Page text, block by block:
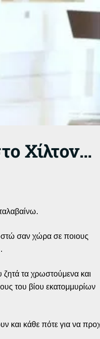
Χίλτον…
σαν χώρα σε ποιους
τα χρωστούμενα και
του βίου εκατομμυρίων
και κάθε πότε για να